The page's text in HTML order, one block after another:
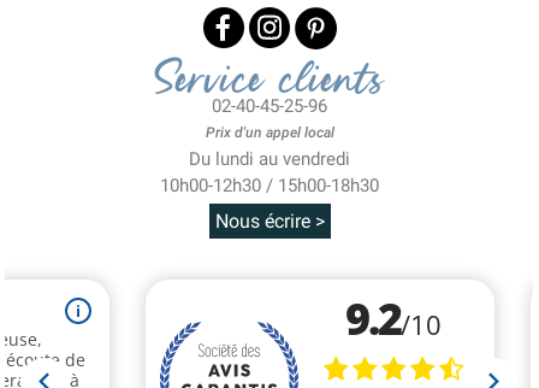
Service clients
02-40-45-25-96
Prix d'un appel local
Du lundi au vendredi
10h00-12h30 / 15h00-18h30
Nous écrire >